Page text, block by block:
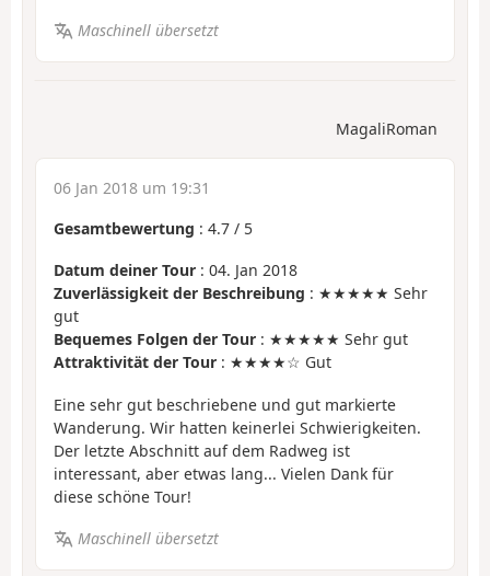
Maschinell übersetzt
MagaliRoman
06 Jan 2018 um 19:31
Gesamtbewertung : 4.7 / 5
Datum deiner Tour : 04. Jan 2018
Zuverlässigkeit der Beschreibung : ★★★★★ Sehr
gut
Bequemes Folgen der Tour : ★★★★★ Sehr gut
Attraktivität der Tour : ★★★★☆ Gut
Eine sehr gut beschriebene und gut markierte
Wanderung. Wir hatten keinerlei Schwierigkeiten.
Der letzte Abschnitt auf dem Radweg ist
interessant, aber etwas lang... Vielen Dank für
diese schöne Tour!
Maschinell übersetzt